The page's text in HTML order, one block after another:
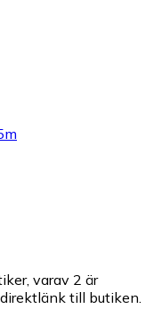
varav 2 är
till butiken.